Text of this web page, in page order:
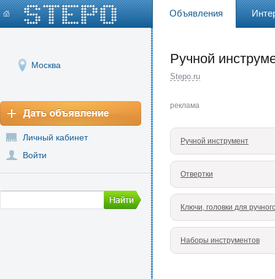
Объявления
Москва
Личный кабинет
Войти
Ручной
Stepo.ru
реклама
Ручной инструмент
Отвертки
Ключи, головки для
Наборы инструментов